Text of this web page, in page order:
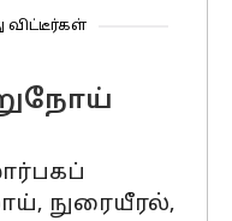
விட்டீர்கள்
நுரையீரல்,